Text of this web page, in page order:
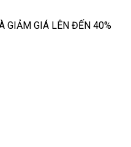
GIẢM GIÁ LÊN ĐẾN 40%